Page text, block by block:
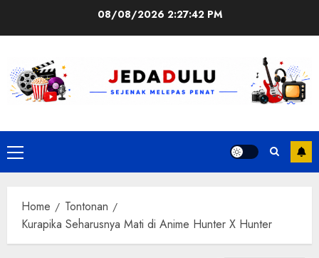
08/08/2026 2:27:43 PM
Primary
Menu
Home
Tontonan
Kurapika Seharusnya Mati di Anime Hunter X Hunter